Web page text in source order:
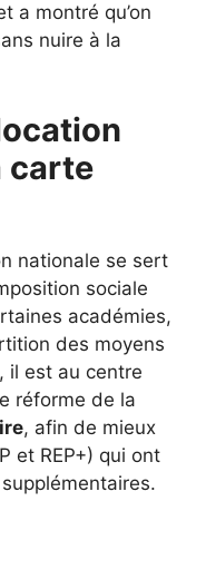
a montré qu’on
nuire à la
carte
nationale se sert
sociale
académies,
des moyens
il est au centre
réforme de la
, afin de mieux
et REP+) qui ont